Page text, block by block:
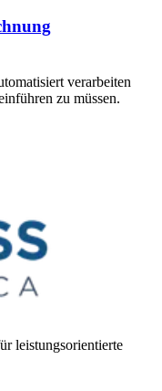
verarbeiten
zu müssen.
leistungsorientierte